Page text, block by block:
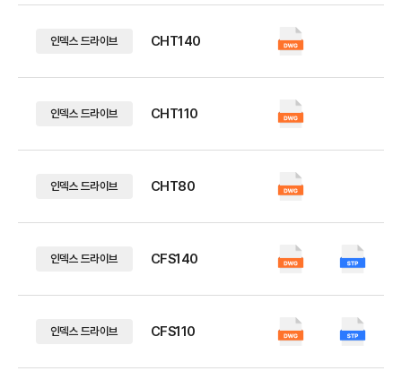
인덱스 드라이브 CHT140
인덱스 드라이브 CHT110
인덱스 드라이브 CHT80
인덱스 드라이브 CFS140
인덱스 드라이브 CFS110